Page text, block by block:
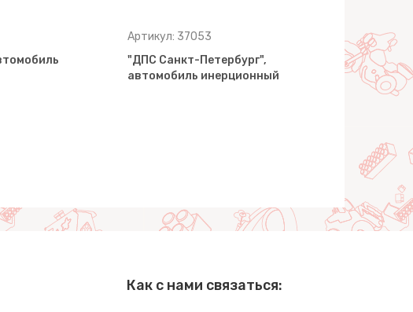
Артикул: 37053
"ДПС Санкт-Петербург",
автомобиль инерционный
Артикул:
"ДПС
Как с нами связаться: